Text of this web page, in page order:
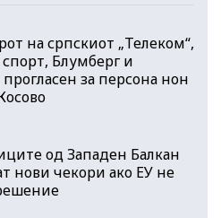
на српскиот „Телеком“,
Блумберг и
за персона нон
од Западен Балкан
нови чекори ако ЕУ не